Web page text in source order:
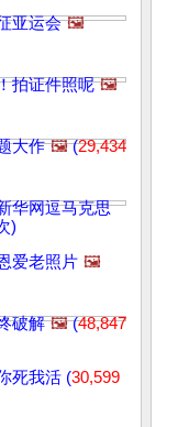
亚运会 🖼️
拍证件照呢 🖼️
大作 🖼️(29,434
华网逗马克思
)
爱老照片 🖼️
破解 🖼️(48,847
死我活 (30,599